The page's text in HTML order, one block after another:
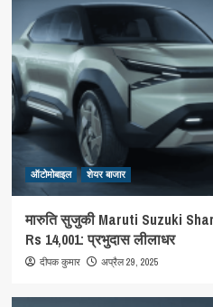
ऑटोमोबाइल शेयर बाजार
मारुति सुजुकी Maruti Suzuki
Rs 14,001: प्रभुदास लीलाधर
दीपक कुमार अप्रैल 29, 2025